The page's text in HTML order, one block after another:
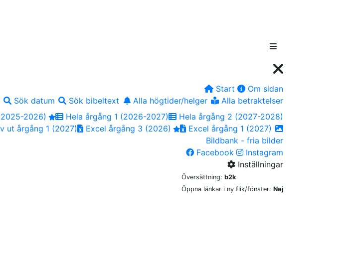
Start
Om sidan
Sök datum
Sök bibeltext Alla högtider/helger
Alla betraktelser
2026) Hela årgång 1 (2026-2027)
Hela årgång 2 (2027-2028)
ut årgång 1 (2027) Excel årgång 3 (2026)
Excel årgång 1 (2027)
Bildbank - fria bilder
Facebook
Instagram
Inställningar
Översättning: b2k
Öppna länkar i ny flik/fönster: Nej